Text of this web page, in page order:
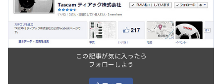
この記事が気に入ったら
フォローしよう